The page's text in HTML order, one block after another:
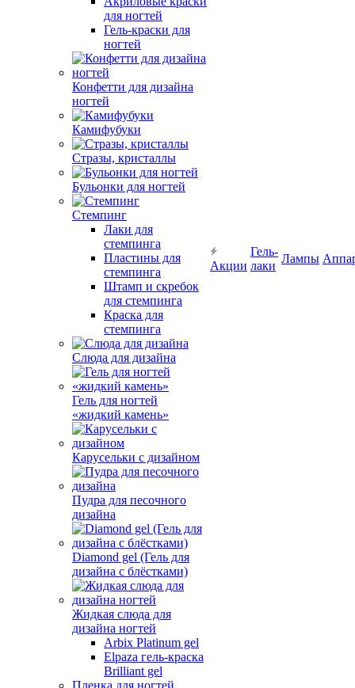
для ногтей
Гель-краски для
ногтей
Конфетти для дизайна
ногтей
Камифубуки
Стразы, кристаллы
Бульонки для ногтей
Стемпинг
Лаки для
стемпинга
Пластины для
стемпинга
Штамп и скребок
для стемпинга
Краска для
стемпинга
Слюда для дизайна
Гель для ногтей
«жидкий камень»
Карусельки с дизайном
Пудра для песочного
дизайна
Diamond gel (Гель для
дизайна с блёстками)
Жидкая слюда для
дизайна ногтей
Arbix Platinum gel
Elpaza гель-краска
Brilliant gel
Пленка для ногтей
Акции
Гель-
лаки
Лампы